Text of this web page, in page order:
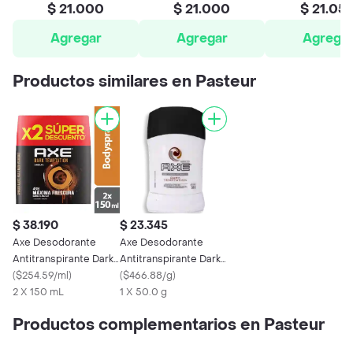
$ 21.000
Agregar
$ 21.000
Agregar
$
Agregar
Productos similares en Pasteur
$ 38.190
Axe Desodorante
Antitranspirante Dark
Temptation Aroma
Chocolate
($254.59/ml)
2 X 150 mL
$ 23.345
Axe Desodorante
Antitranspirante Dark
Temptation
($466.88/g)
1 X 50.0 g
Productos complementarios en Pasteur